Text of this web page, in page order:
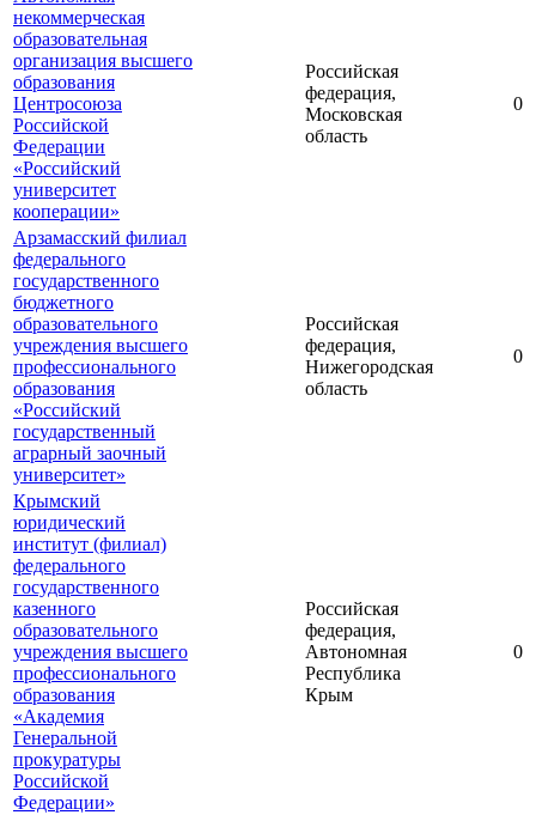
некоммерческая
образовательная
организация высшего
образования
Центросоюза
Российской
Федерации
«Российский
университет
кооперации»
Российская
федерация,
Московская
область
0
Арзамасский филиал
федерального
государственного
бюджетного
образовательного
учреждения высшего
профессионального
образования
«Российский
государственный
аграрный заочный
университет»
Российская
федерация,
Нижегородская
область
0
Крымский
юридический
институт (филиал)
федерального
государственного
казенного
образовательного
учреждения высшего
профессионального
образования
«Академия
Генеральной
прокуратуры
Российской
Федерации»
Российская
федерация,
Автономная
Республика
Крым
0